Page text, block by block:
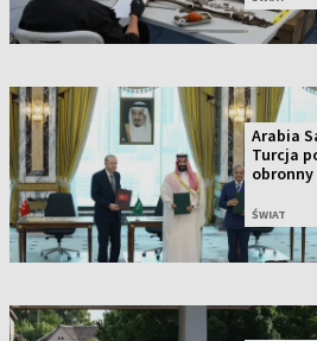
Arabia
Turcja
obronny
ŚWIAT